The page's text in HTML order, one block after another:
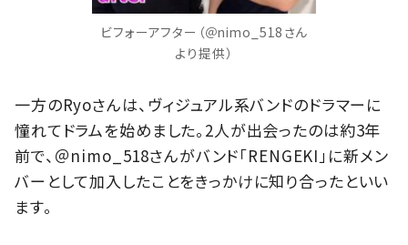
ビフォーアフター（＠nimo_518さん
より提供）
一方のRyoさんは、ヴィジュアル系バンドのドラマーに
憧れてドラムを始めました。2人が出会ったのは約3年
前で、＠nimo_518さんがバンド「RENGEKI」に新メン
バーとして加入したことをきっかけに知り合ったといい
ます。